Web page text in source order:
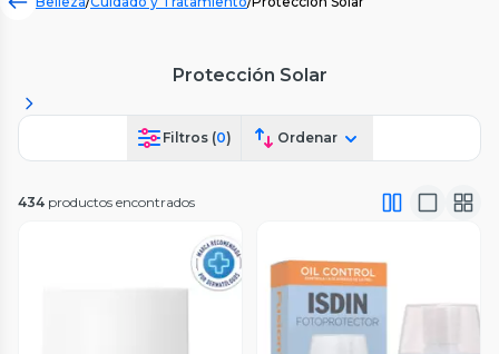
Protección Solar
Filtros (0) Ordenar
434 productos encontrados